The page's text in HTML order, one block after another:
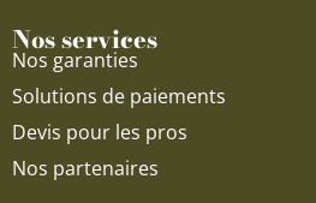
Nos services
Nos garanties
Solutions de paiements
Devis pour les pros
Nos partenaires